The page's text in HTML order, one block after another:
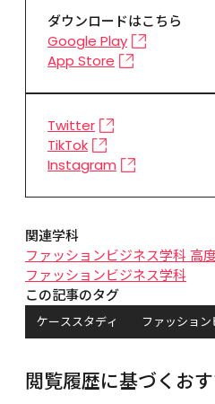
ダウンロードはこちら
Google Play
App Store
Twitter
TikTok
Instagram
関連学科
ファッションビジネス学科 高
ファッションビジネス学科
この記事のタグ
ケーススタディ ファッショ
閲覧履歴に基づくお